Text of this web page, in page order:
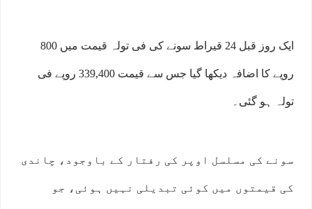
ایک روز قبل 24 قیراط سونے کی فی تولہ قیمت میں 800
روپے کا اضافہ دیکھا گیا جس سے قیمت 339,400 روپے فی
تولہ ہو گئی۔
سونے کی مسلسل اوپر کی رفتار کے باوجود، چاندی
کی قیمتوں میں کوئی تبدیلی نہیں ہوئی، جو